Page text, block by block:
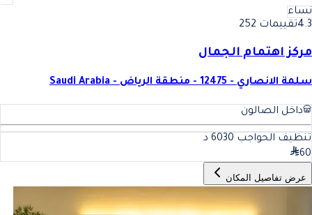
نساء
4.3تقييمات 252
مركز اهتمام الجمال
سلمة الانصاري - 12475 - منطقة الرياض - Saudi Arabia
داخل الصالون
تنظيف الحواجب 60 30
د
60
عرض تفاصيل المكان